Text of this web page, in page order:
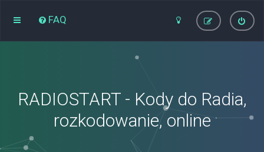
FAQ
RADIOSTART - Kody do Radia,
rozkodowanie, online